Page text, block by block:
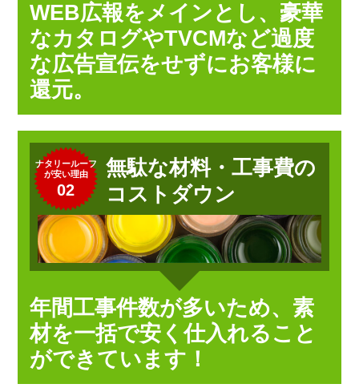
WEB広報をメインとし、豪華
なカタログやTVCMなど過度
な広告宣伝をせずにお客様に
還元。
ナタリールーフ
が安い理由
02
無駄な材料・工事費の
コストダウン
年間工事件数が多いため、素
材を一括で安く仕入れること
ができています！